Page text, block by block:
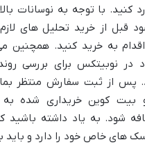
کنید. با توجه به نوسانات
قبل از خرید تحلیل های لازم
به خرید کنید. همچنین می
در نوبیتکس برای بررسی
پس از ثبت سفارش منتظر
بیت کوین خریداری شده
شود. به یاد داشته باشید
های خاص خود را دارد و باید